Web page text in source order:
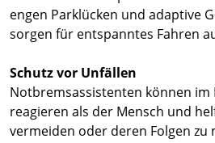
engen Parklücken und adaptive
sorgen für entspanntes Fahren
Schutz vor Unfällen
Notbremsassistenten können
reagieren als der Mensch und
vermeiden oder deren Folgen zu